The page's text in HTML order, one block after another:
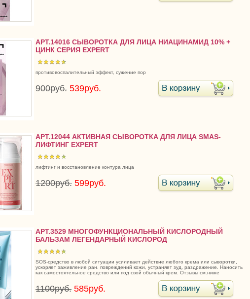
АРТ.14016 СЫВОРОТКА ДЛЯ ЛИЦА НИАЦИНАМИД 10% +
ЦИНК СЕРИЯ EXPERT
противовоспалительный эффект, сужение пор
900руб. 539руб.
АРТ.12044 АКТИВНАЯ СЫВОРОТКА ДЛЯ ЛИЦА SMAS-
ЛИФТИНГ EXPERT
лифтинг и восстановление контура лица
1200руб. 599руб.
АРТ.3529 МНОГОФУНКЦИОНАЛЬНЫЙ КИСЛОРОДНЫЙ
БАЛЬЗАМ ЛЕГЕНДАРНЫЙ КИСЛОРОД
SOS-средство в любой ситуации усиливает действие любого крема или сыворотки,
ускоряет заживление ран. повреждений кожи, устраняет зуд, раздражение. Наносить
как самостоятельное средство или под свой обычный крем. Отзывы см.ниже
1100руб. 585руб.